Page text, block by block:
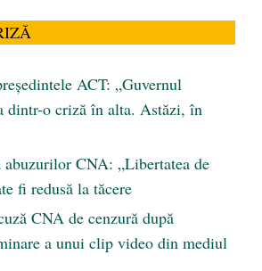
ACT: „Guvernul
dintr-o criză în alta. Astăzi, în
CNA: „Libertatea de
fi redusă la tăcere
CNA de cenzură după
a unui clip video din mediul